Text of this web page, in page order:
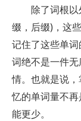
除了词根以
缀，后缀)，这
记住了这些单
词绝不是一件
情。也就是说
忆的单词量不
能更少。